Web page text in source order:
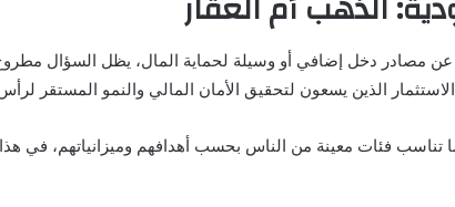
عن مصادر دخل إضافي أو وسيلة لحماية المال، يظل السؤال
الذين يسعون لتحقيق الأمان المالي والنمو المستقر
تناسب فئات معينة من الناس بحسب أهدافهم وميزانياتهم، في